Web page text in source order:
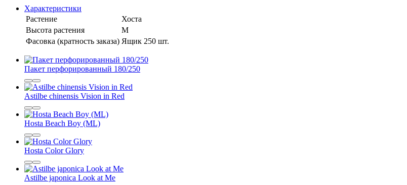
Характеристики
Растение
Хоста
Высота растения
M
Фасовка (кратность заказа) Ящик 250 шт.
Пакет перфорированный 180/250
Astilbe chinensis Vision in Red
Hosta Beach Boy (ML)
Hosta Color Glory
Astilbe japonica Look at Me